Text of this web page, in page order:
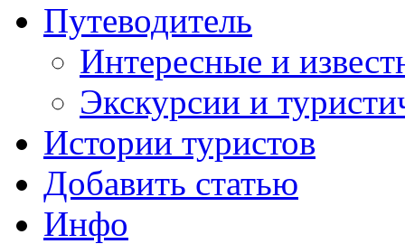
Путеводитель
Интересные и
Экскурсии и
Истории туристов
Добавить статью
Инфо